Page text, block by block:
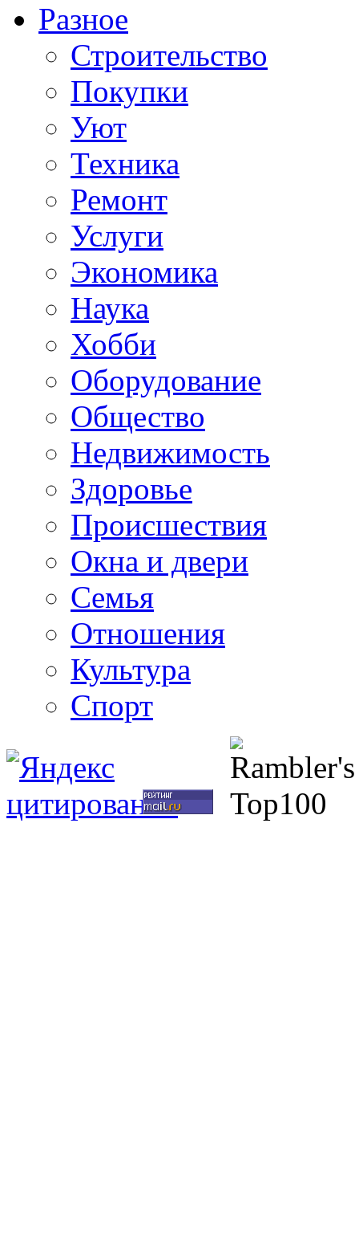
Разное
Строительство
Покупки
Уют
Техника
Ремонт
Услуги
Экономика
Наука
Хобби
Оборудование
Общество
Недвижимость
Здоровье
Происшествия
Окна и двери
Семья
Отношения
Культура
Спорт